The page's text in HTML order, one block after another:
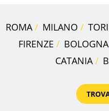
ROMA MILANO
FIRENZE
BOLOGNA
CATANIA